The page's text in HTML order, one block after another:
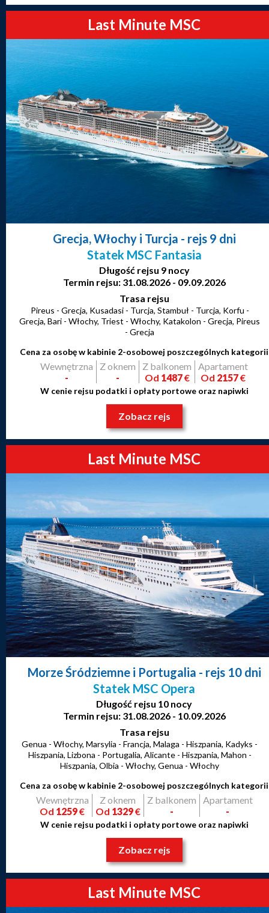
Last Minute MSC
Grecja, Włochy i Turcja - rejs 9 dni
Statek MSC Fantasia
Długość rejsu 9 nocy
Termin rejsu: 31.08.2026 - 09.09.2026
Trasa rejsu
Pireus - Grecja, Kusadasi - Turcja, Stambuł - Turcja, Korfu -
Grecja, Bari - Włochy, Triest - Włochy, Katakolon - Grecja, Pireus
- Grecja
Cena za osobę w kabinie 2-osobowej poszczególnych kategorii
Wewnętrzna
-
Z oknem
-
Z balkonem
Od 1487€
Apartament
Od 2157€
W cenie rejsu podatki i opłaty portowe oraz napiwki
Zobacz rejs
Last Minute MSC
Morze Śródziemne i Portugalia - rejs 10 dni
Statek MSC Opera
Długość rejsu 10 nocy
Termin rejsu: 31.08.2026 - 10.09.2026
Trasa rejsu
Genua - Włochy, Marsylia - Francja, Malaga - Hiszpania, Kadyks -
Hiszpania, Lizbona - Portugalia, Alicante - Hiszpania, Mahon -
Hiszpania, Olbia - Włochy, Genua - Włochy
Cena za osobę w kabinie 2-osobowej poszczególnych kategorii
Wewnętrzna
Od 1259€
Z oknem
Od 1329€
Z balkonem
-
Apartament
-
W cenie rejsu podatki i opłaty portowe oraz napiwki
Zobacz rejs
Last Minute MSC